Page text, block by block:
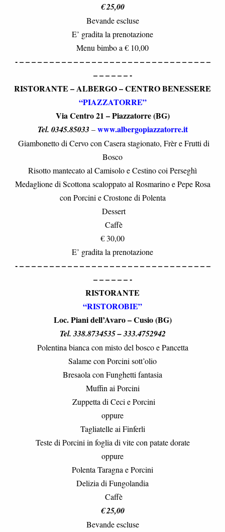
€ 25,00
Bevande escluse
E’ gradita la prenotazione
Menu bimbo a € 10,00
- – – – – – – – – – – – – – – – – – – – – – – – – – – – – – – – –
– – – – – – -
RISTORANTE – ALBERGO – CENTRO BENESSERE
“PIAZZATORRE”
Via Centro 21 – Piazzatorre (BG)
Tel. 0345.85033 –www.albergopiazzatorre.it
Giambonetto di Cervo con Casera stagionato, Frèr e Frutti di
Bosco
Risotto mantecato al Camisolo e Cestino coi Perseghì
Medaglione di Scottona scaloppato al Rosmarino e Pepe Rosa
con Porcini e Crostone di Polenta
Dessert
Caffè
€ 30,00
E’ gradita la prenotazione
- – – – – – – – – – – – – – – – – – – – – – – – – – – – – – – – –
– – – – – – -
RISTORANTE
“RISTOROBIE”
Loc. Piani dell’Avaro – Cusio (BG)
Tel. 338.8734535 – 333.4752942
Polentina bianca con misto del bosco e Pancetta
Salame con Porcini sott’olio
Bresaola con Funghetti fantasia
Muffin ai Porcini
Zuppetta di Ceci e Porcini
oppure
Tagliatelle ai Finferli
Teste di Porcini in foglia di vite con patate dorate
oppure
Polenta Taragna e Porcini
Delizia di Fungolandia
Caffè
€ 25,00
Bevande escluse